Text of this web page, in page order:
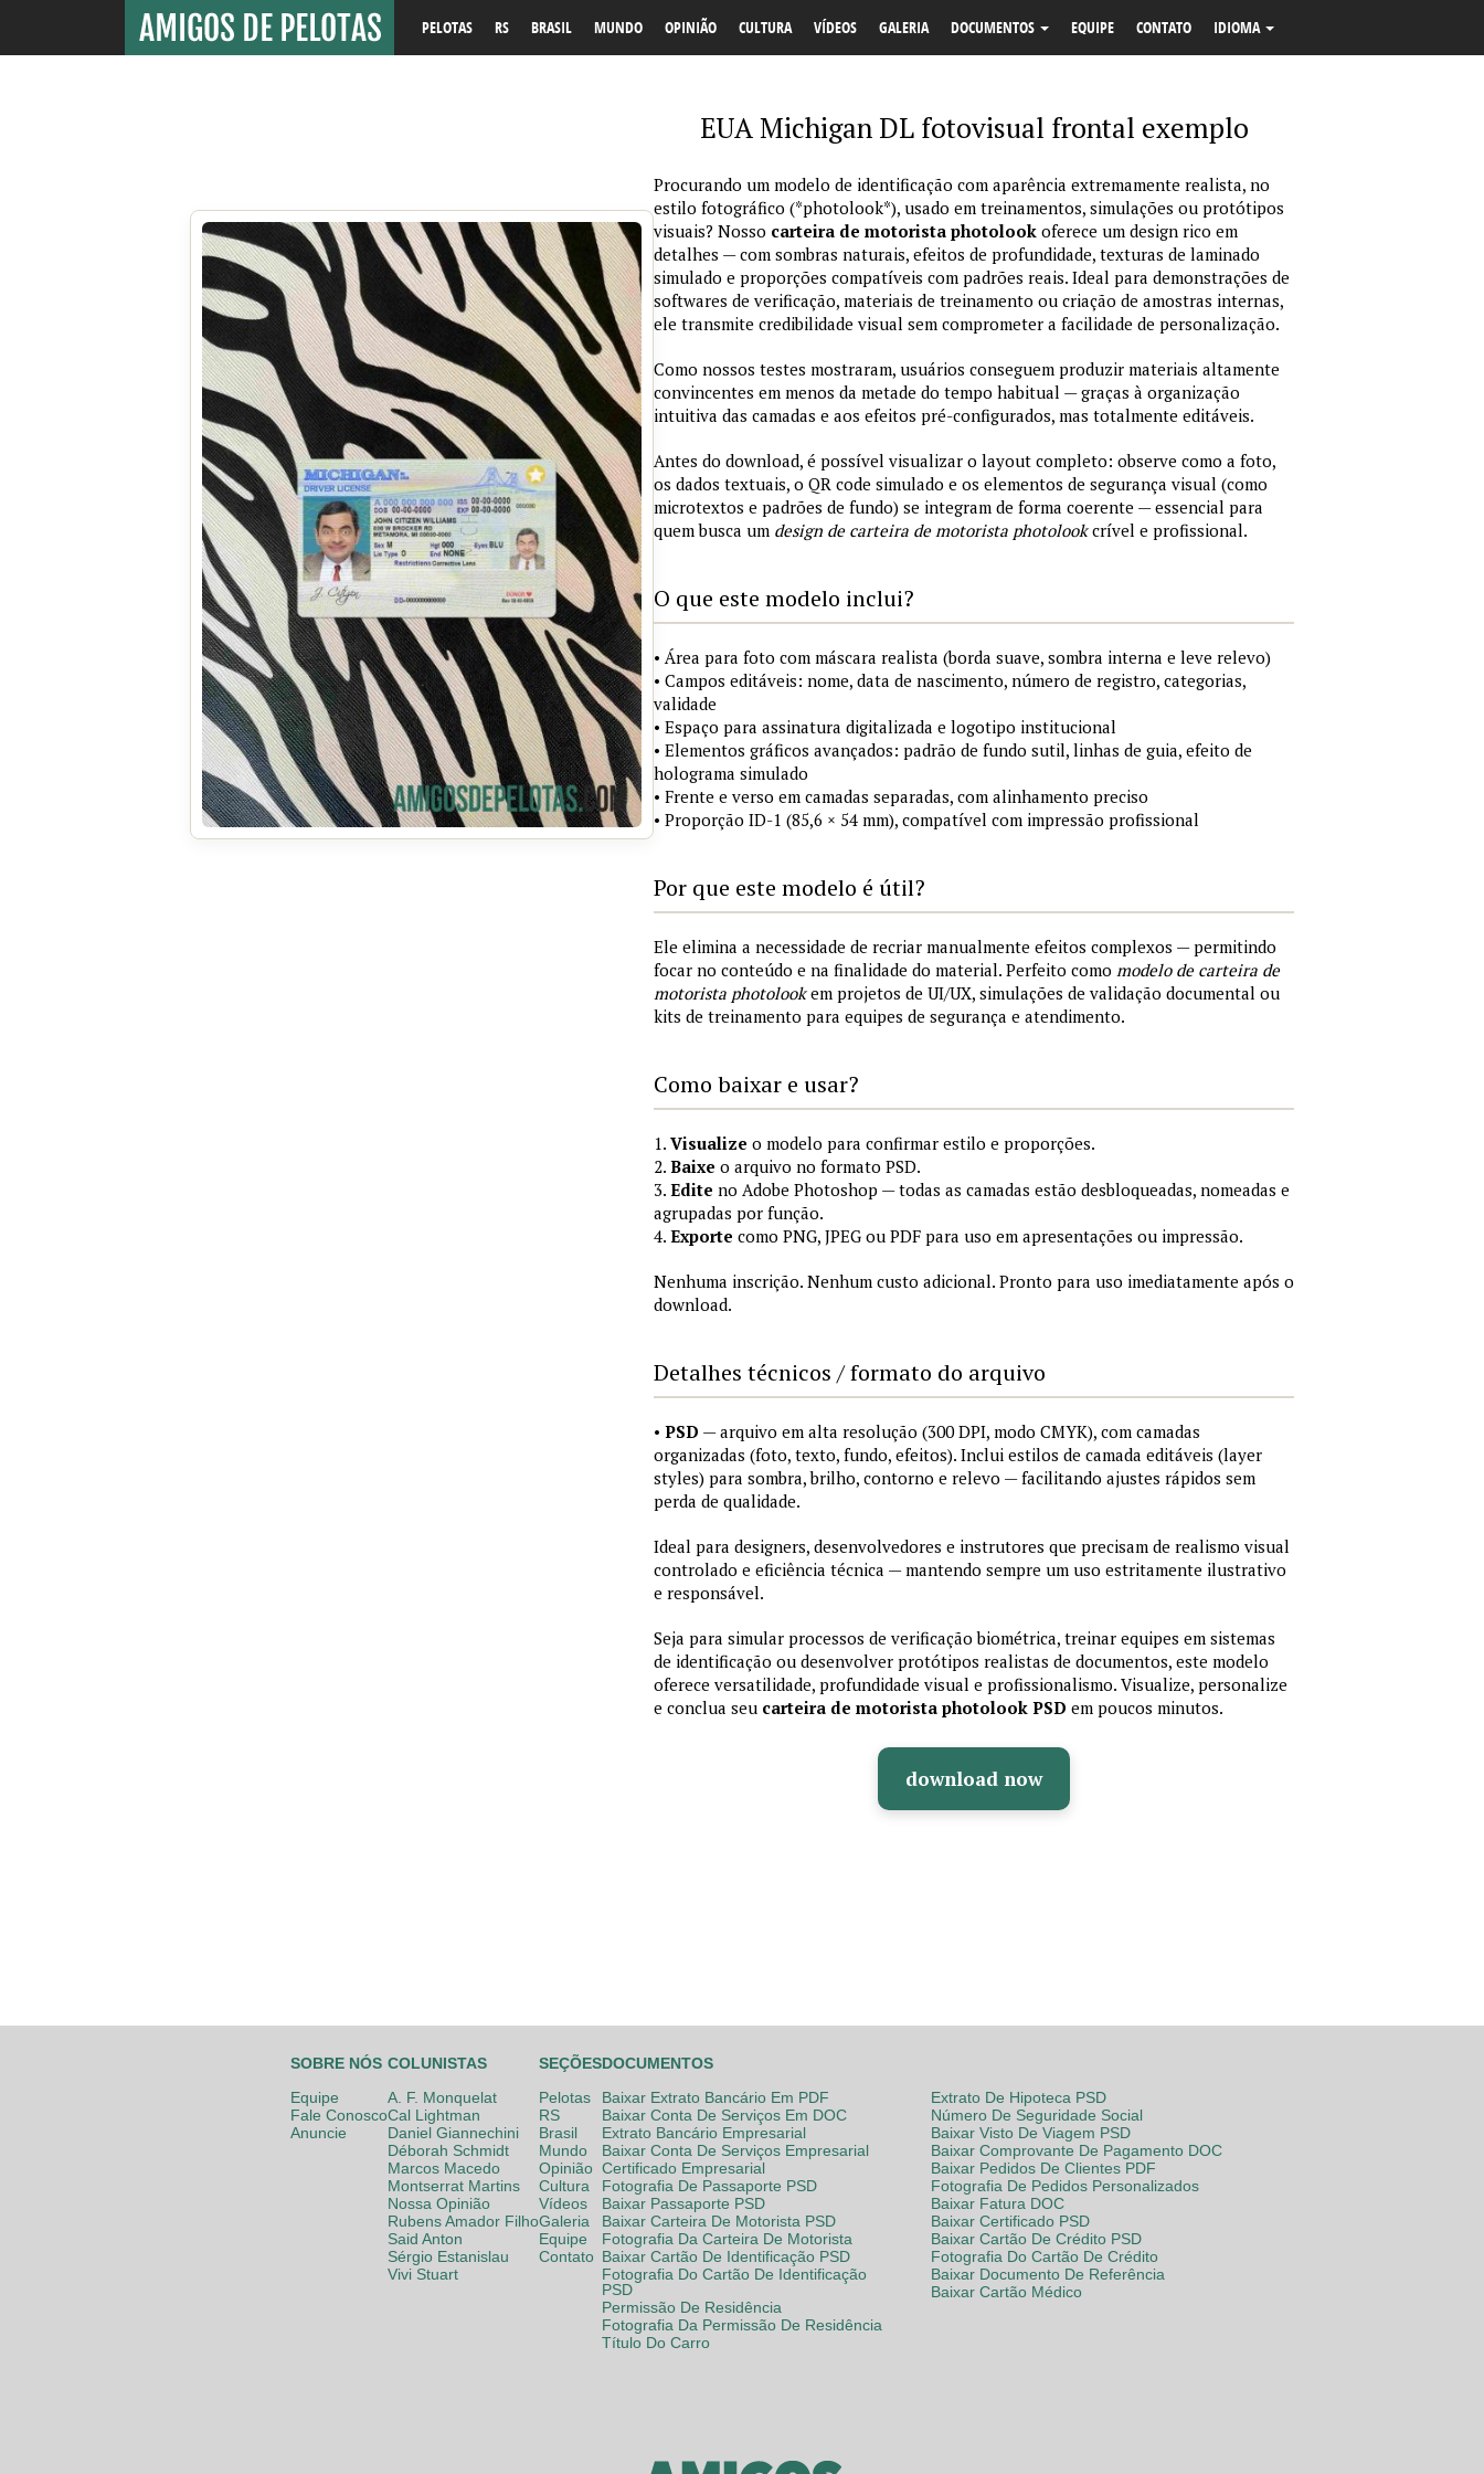
PELOTAS RS BRASIL MUNDO OPINIÃO CULTURA VÍDEOS GALERIA DOCUMENTOS EQUIPE CONTATO IDIOMA
EUA Michigan DL fotovisual frontal exemplo
Procurando um modelo de identificação com aparência extremamente realista, no
estilo fotográfico (*photolook*), usado em treinamentos, simulações ou protótipos
visuais? Nosso carteira de motorista photolook oferece um design rico em
detalhes — com sombras naturais, efeitos de profundidade, texturas de laminado
simulado e proporções compatíveis com padrões reais. Ideal para demonstrações de
softwares de verificação, materiais de treinamento ou criação de amostras internas,
ele transmite credibilidade visual sem comprometer a facilidade de personalização.
Como nossos testes mostraram, usuários conseguem produzir materiais altamente
convincentes em menos da metade do tempo habitual — graças à organização
intuitiva das camadas e aos efeitos pré-configurados, mas totalmente editáveis.
Antes do download, é possível visualizar o layout completo: observe como a foto,
os dados textuais, o QR code simulado e os elementos de segurança visual (como
microtextos e padrões de fundo) se integram de forma coerente — essencial para
quem busca um design de carteira de motorista photolookcrível e profissional.
O que este modelo inclui?
• Área para foto com máscara realista (borda suave, sombra interna e leve relevo)
• Campos editáveis: nome, data de nascimento, número de registro, categorias,
validade
• Espaço para assinatura digitalizada e logotipo institucional
• Elementos gráficos avançados: padrão de fundo sutil, linhas de guia, efeito de
holograma simulado
• Frente e verso em camadas separadas, com alinhamento preciso
• Proporção ID-1 (85,6 × 54 mm), compatível com impressão profissional
Por que este modelo é útil?
Ele elimina a necessidade de recriar manualmente efeitos complexos — permitindo
focar no conteúdo e na finalidade do material. Perfeito como modelo de carteira de
motorista photolookem projetos de UI/UX, simulações de validação documental ou
kits de treinamento para equipes de segurança e atendimento.
Como baixar e usar?
1. Visualize o modelo para confirmar estilo e proporções.
2. Baixe o arquivo no formato PSD.
3. Edite no Adobe Photoshop — todas as camadas estão desbloqueadas, nomeadas e
agrupadas por função.
4. Exporte como PNG, JPEG ou PDF para uso em apresentações ou impressão.
Nenhuma inscrição. Nenhum custo adicional. Pronto para uso imediatamente após o
download.
Detalhes técnicos / formato do arquivo
• PSD — arquivo em alta resolução (300 DPI, modo CMYK), com camadas
organizadas (foto, texto, fundo, efeitos). Inclui estilos de camada editáveis (layer
styles) para sombra, brilho, contorno e relevo — facilitando ajustes rápidos sem
perda de qualidade.
Ideal para designers, desenvolvedores e instrutores que precisam de realismo visual
controlado e eficiência técnica — mantendo sempre um uso estritamente ilustrativo
e responsável.
Seja para simular processos de verificação biométrica, treinar equipes em sistemas
de identificação ou desenvolver protótipos realistas de documentos, este modelo
oferece versatilidade, profundidade visual e profissionalismo. Visualize, personalize
e conclua seu carteira de motorista photolook PSD em poucos minutos.
download now
SOBRE NÓS
Equipe
Fale Conosco
Anuncie
COLUNISTAS
A. F. Monquelat
Cal Lightman
Daniel Giannechini
Déborah Schmidt
Marcos Macedo
Montserrat Martins
Nossa Opinião
Rubens Amador Filho
Said Anton
Sérgio Estanislau
Vivi Stuart
SEÇÕES
Pelotas
RS
Brasil
Mundo
Opinião
Cultura
Vídeos
Galeria
Equipe
Contato
DOCUMENTOS
Baixar Extrato Bancário Em PDF
Baixar Conta De Serviços Em DOC
Extrato Bancário Empresarial
Baixar Conta De Serviços Empresarial
Certificado Empresarial
Fotografia De Passaporte PSD
Baixar Passaporte PSD
Baixar Carteira De Motorista PSD
Fotografia Da Carteira De Motorista
Baixar Cartão De Identificação PSD
Fotografia Do Cartão De Identificação
PSD
Permissão De Residência
Fotografia Da Permissão De Residência
Título Do Carro
Extrato De Hipoteca PSD
Número De Seguridade Social
Baixar Visto De Viagem PSD
Baixar Comprovante De Pagamento DOC
Baixar Pedidos De Clientes PDF
Fotografia De Pedidos Personalizados
Baixar Fatura DOC
Baixar Certificado PSD
Baixar Cartão De Crédito PSD
Fotografia Do Cartão De Crédito
Baixar Documento De Referência
Baixar Cartão Médico